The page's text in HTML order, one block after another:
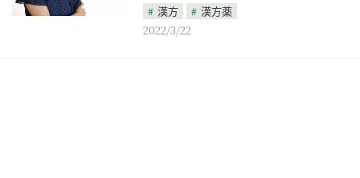
漢方
漢方薬
2022/3/22